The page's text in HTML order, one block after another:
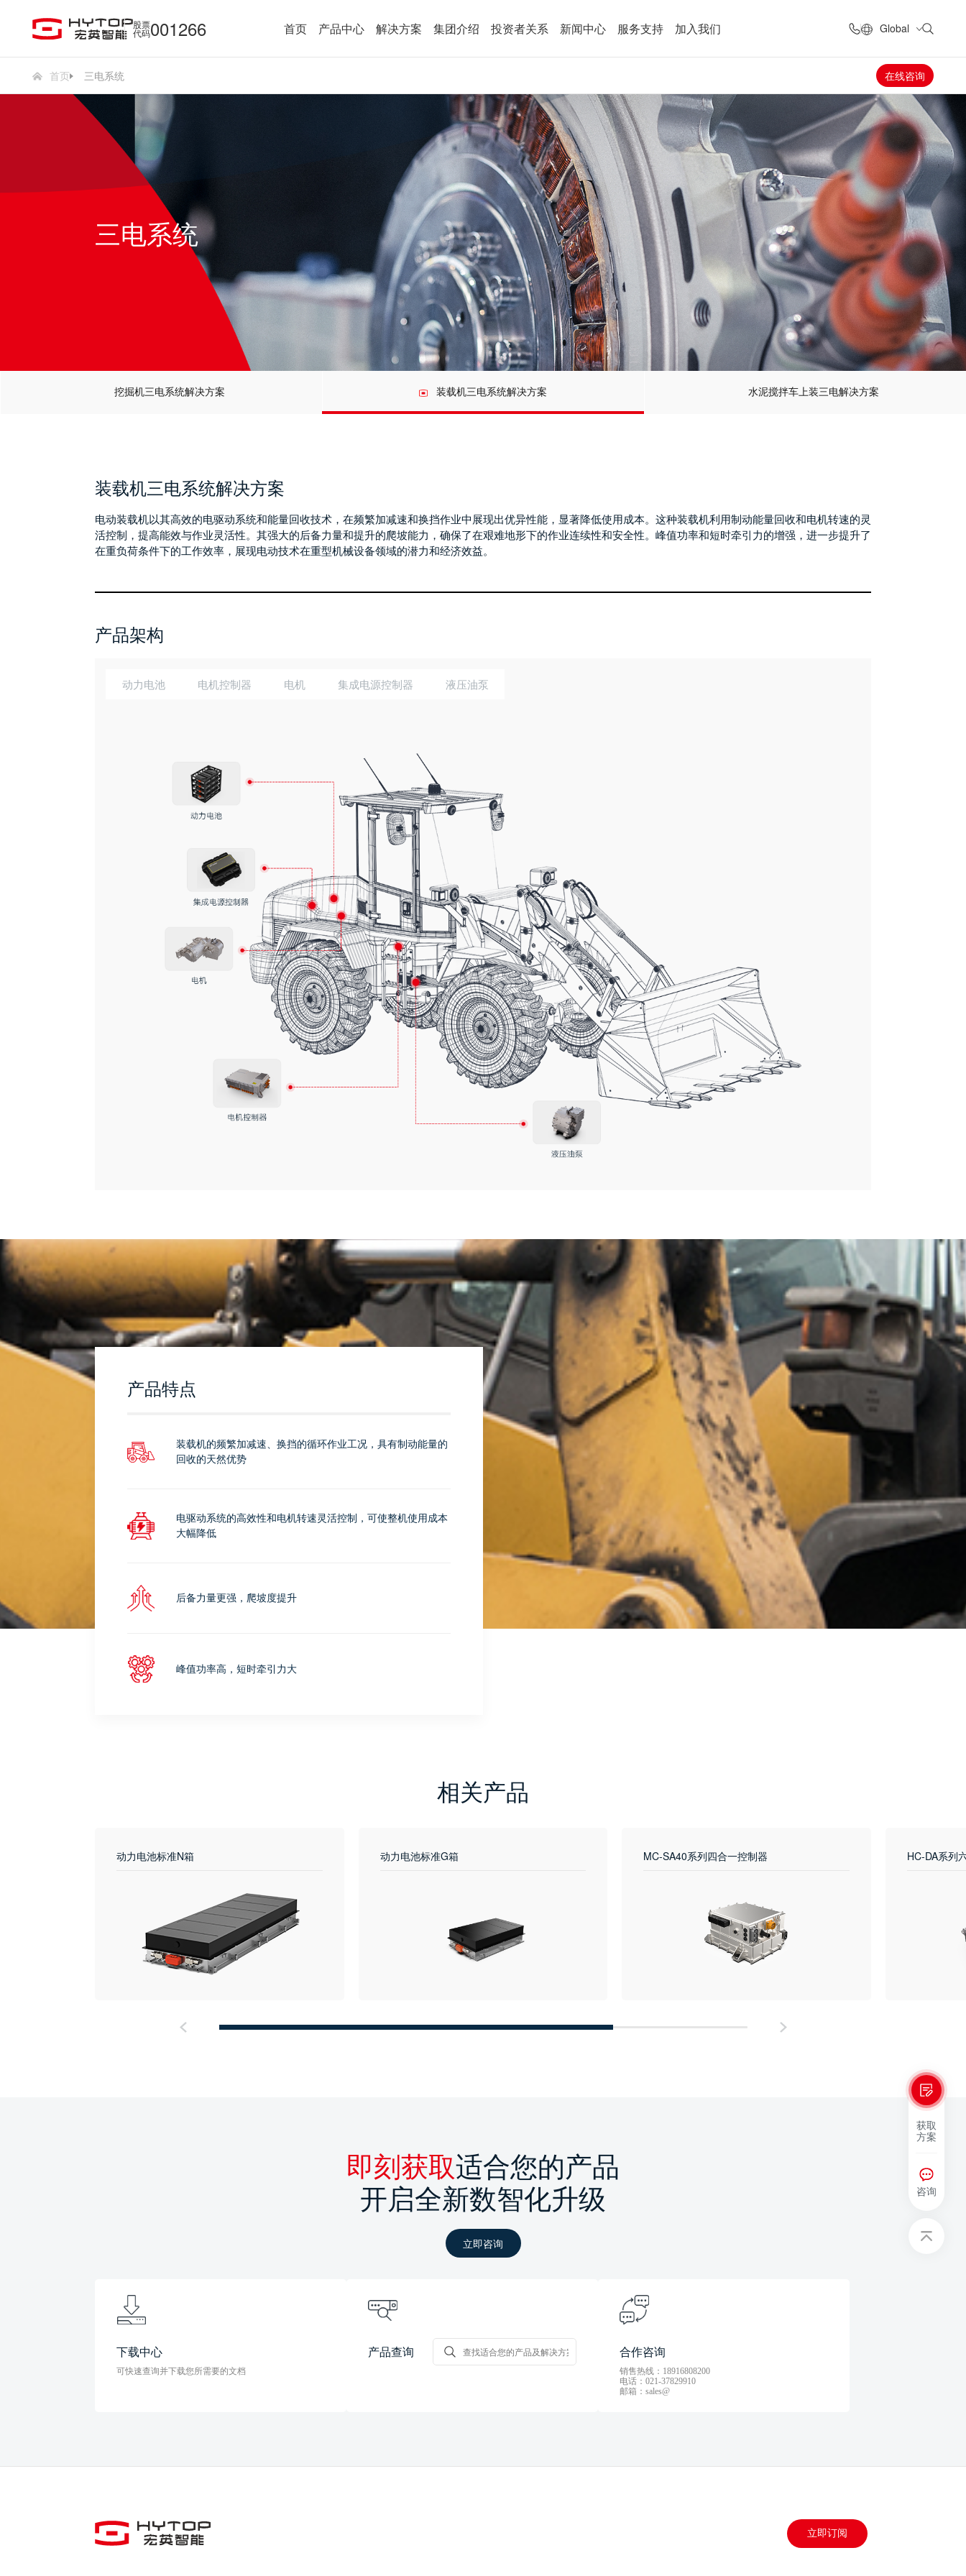
股票
代码001266 首页 产品中心 解决方案 集团介绍 投资者关系 新闻中心 服务支持 加入我们 Global
首页 三电系统 在线咨询
三电系统
挖掘机三电系统解决方案 装载机三电系统解决方案 水泥搅拌车上装三电解决方案
装载机三电系统解决方案
电动装载机以其高效的电驱动系统和能量回收技术，在频繁加减速和换挡作业中展现出优异性能，显著降低使用成本。这种装载机利用制动能量回收和电机转速的灵
活控制，提高能效与作业灵活性。其强大的后备力量和提升的爬坡能力，确保了在艰难地形下的作业连续性和安全性。峰值功率和短时牵引力的增强，进一步提升了
在重负荷条件下的工作效率，展现电动技术在重型机械设备领域的潜力和经济效益。
产品架构
动力电池 电机控制器 电机 集成电源控制器 液压油泵
产品特点
装载机的频繁加减速、换挡的循环作业工况，具有制动能量的
回收的天然优势
电驱动系统的高效性和电机转速灵活控制，可使整机使用成本
大幅降低
后备力量更强，爬坡度提升
峰值功率高，短时牵引力大
相关产品
动力电池标准N箱 动力电池标准G箱 MC-SA40系列四合一控制器 HC-DA系列
即刻获取适合您的产品
开启全新数智化升级
立即咨询
下载中心
可快速查询并下载您所需要的文档
产品查询 合作咨询
销售热线：18916808200
电话：021-37829910
邮箱：sales@
获取
方案
咨询
立即订阅